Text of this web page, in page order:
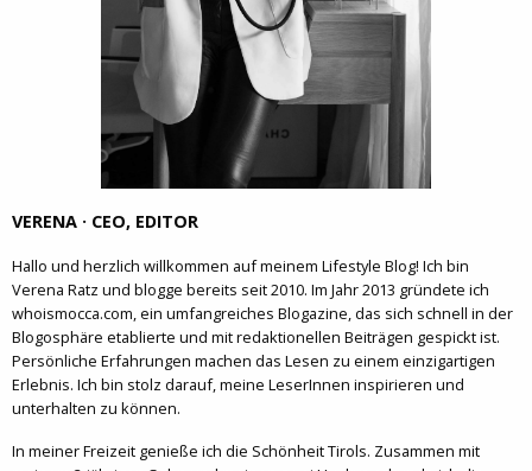
VERENA · CEO, EDITOR
Hallo und herzlich willkommen auf meinem Lifestyle Blog! Ich bin
Verena Ratz und blogge bereits seit 2010. Im Jahr 2013 gründete ich
whoismocca.com, ein umfangreiches Blogazine, das sich schnell in der
Blogosphäre etablierte und mit redaktionellen Beiträgen gespickt ist.
Persönliche Erfahrungen machen das Lesen zu einem einzigartigen
Erlebnis. Ich bin stolz darauf, meine LeserInnen inspirieren und
unterhalten zu können.
In meiner Freizeit genieße ich die Schönheit Tirols. Zusammen mit